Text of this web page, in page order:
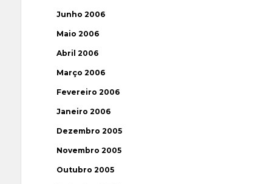
Junho 2006
Maio 2006
Abril 2006
Março 2006
Fevereiro 2006
Janeiro 2006
Dezembro 2005
Novembro 2005
Outubro 2005